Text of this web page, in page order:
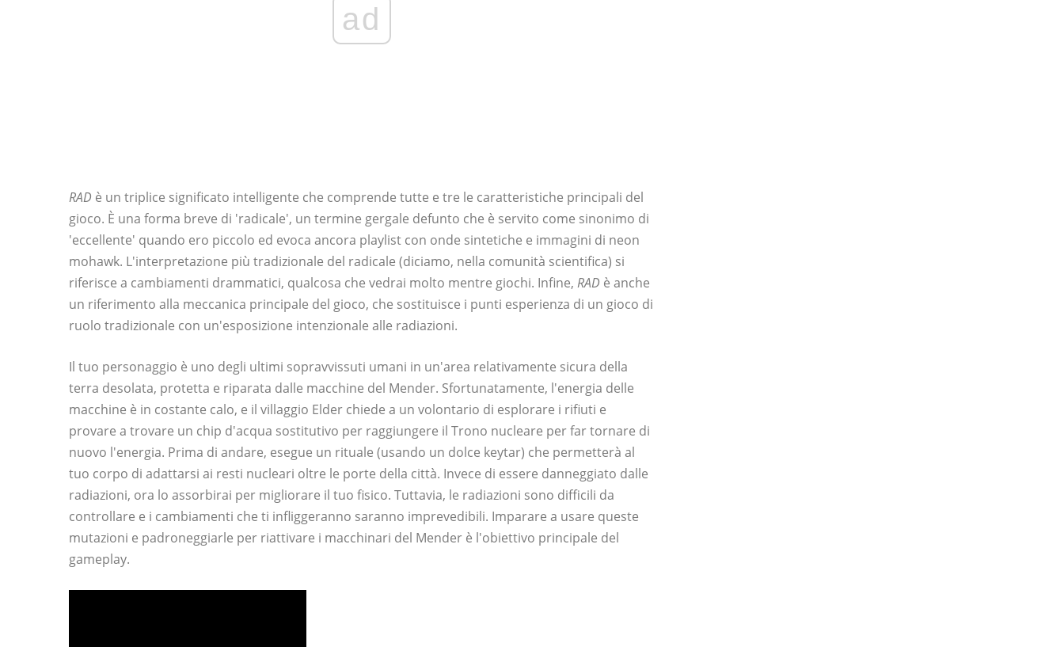
ad
RAD è un triplice significato intelligente che comprende tutte e tre le caratteristiche principali del
gioco. È una forma breve di 'radicale', un termine gergale defunto che è servito come sinonimo di
'eccellente' quando ero piccolo ed evoca ancora playlist con onde sintetiche e immagini di neon
mohawk. L'interpretazione più tradizionale del radicale (diciamo, nella comunità scientifica) si
riferisce a cambiamenti drammatici, qualcosa che vedrai molto mentre giochi. Infine, RAD è anche
un riferimento alla meccanica principale del gioco, che sostituisce i punti esperienza di un gioco di
ruolo tradizionale con un'esposizione intenzionale alle radiazioni.
Il tuo personaggio è uno degli ultimi sopravvissuti umani in un'area relativamente sicura della
terra desolata, protetta e riparata dalle macchine del Mender. Sfortunatamente, l'energia delle
macchine è in costante calo, e il villaggio Elder chiede a un volontario di esplorare i rifiuti e
provare a trovare un chip d'acqua sostitutivo per raggiungere il Trono nucleare per far tornare di
nuovo l'energia. Prima di andare, esegue un rituale (usando un dolce keytar) che permetterà al
tuo corpo di adattarsi ai resti nucleari oltre le porte della città. Invece di essere danneggiato dalle
radiazioni, ora lo assorbirai per migliorare il tuo fisico. Tuttavia, le radiazioni sono difficili da
controllare e i cambiamenti che ti infliggeranno saranno imprevedibili. Imparare a usare queste
mutazioni e padroneggiarle per riattivare i macchinari del Mender è l'obiettivo principale del
gameplay.